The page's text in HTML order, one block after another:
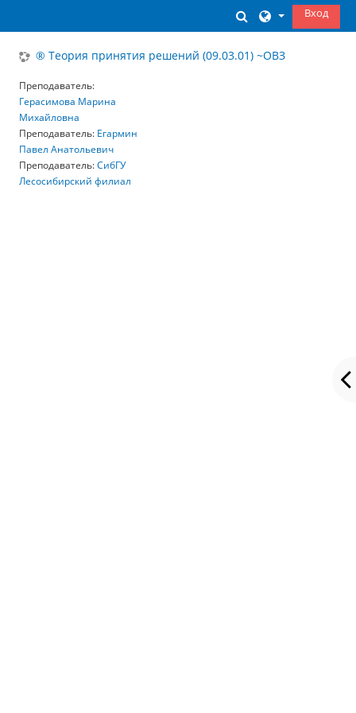
ИзменитьВход
® Теория принятия решений (09.03.01) ~ОВЗ
Преподаватель:
Герасимова Марина
Михайловна
Преподаватель: Егармин
Павел Анатольевич
Преподаватель:СибГУ
Лесосибирский филиал